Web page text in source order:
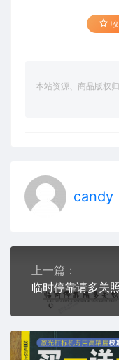
收
本站资源、商品版权
candy
上一篇：